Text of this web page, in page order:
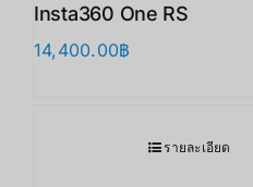
Insta360 One RS
14,400.00฿
รายละเอียด